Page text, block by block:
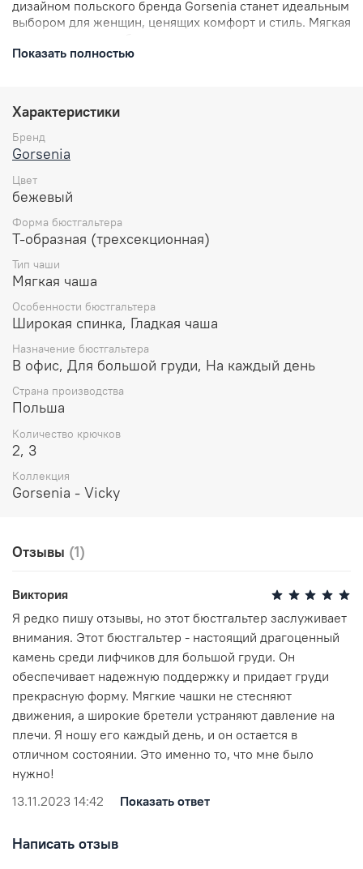
дизайном польского бренда Gorsenia станет идеальным
выбором для женщин, ценящих комфорт и стиль. Мягкая
даже для большой груди. Верхняя часть чашки
золотым элементом в виде буквы V. Плоские швы
бюстгальтера не выделяются под одеждой, создавая
гладкий силуэт. Классическая посадка придаёт груди
красивую округлую форму, высоко поднимая и выводя
обеспечивают дополнительную поддержку, а гладкие
регулируемые по всей длине бретели добавляют
удобства.
Особенности:
Мягкая чаша.
На каркасах.
Декор в виде золотистой буквы V.
Отлично поддерживает большую грудь.
Состав:
90% полиамид
7% эластан
3% полиэстер
Уход за вещами:
Рекомендована ручная стирка при температуре воды,
не превышающей 30 градусов. Любое отбеливание
руками, не применяя силу. Глажка запрещена. Сушить
используя барабанную сушку. Придерживаясь
рекомендаций, вы продлите жизнь белью и сохраните
его эстетический вид.
Показать полностью
Характеристики
Бренд
Gorsenia
Цвет
бежевый
Форма бюстгальтера
Т-образная (трехсекционная)
Тип чаши
Мягкая чаша
Особенности бюстгальтера
Широкая спинка, Гладкая чаша
Назначение бюстгальтера
В офис, Для большой груди, На каждый день
Страна производства
Польша
Количество крючков
2, 3
Коллекция
Gorsenia - Vicky
Отзывы (1)
Виктория
Я редко пишу отзывы, но этот бюстгальтер заслуживает
внимания. Этот бюстгальтер - настоящий драгоценный
камень среди лифчиков для большой груди. Он
обеспечивает надежную поддержку и придает груди
прекрасную форму. Мягкие чашки не стесняют
движения, а широкие бретели устраняют давление на
плечи. Я ношу его каждый день, и он остается в
отличном состоянии. Это именно то, что мне было
нужно!
13.11.2023 14:42
Показать ответ
Написать отзыв